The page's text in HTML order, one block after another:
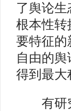
了舆论
根本性转
要特征的
自由的
得到最大
有研究